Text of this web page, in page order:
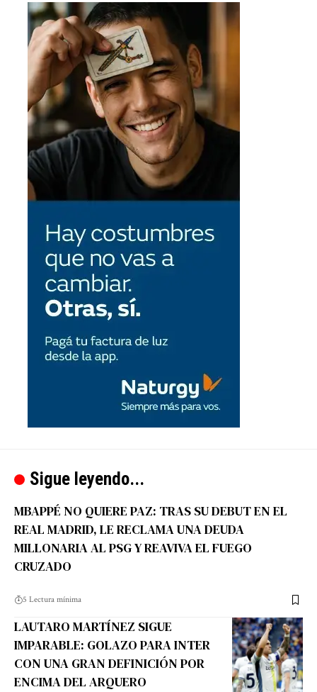
Sigue leyendo...
MBAPPÉ NO QUIERE PAZ: TRAS SU DEBUT EN EL
REAL MADRID, LE RECLAMA UNA DEUDA
MILLONARIA AL PSG Y REAVIVA EL FUEGO
CRUZADO
5 Lectura mínima
LAUTARO MARTÍNEZ SIGUE
IMPARABLE: GOLAZO PARA INTER
CON UNA GRAN DEFINICIÓN POR
ENCIMA DEL ARQUERO